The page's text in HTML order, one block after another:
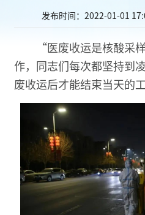
发布时间：2022-01-01
“医废收运是核酸采
作，同志们每次都坚持到
废收运后才能结束当天的